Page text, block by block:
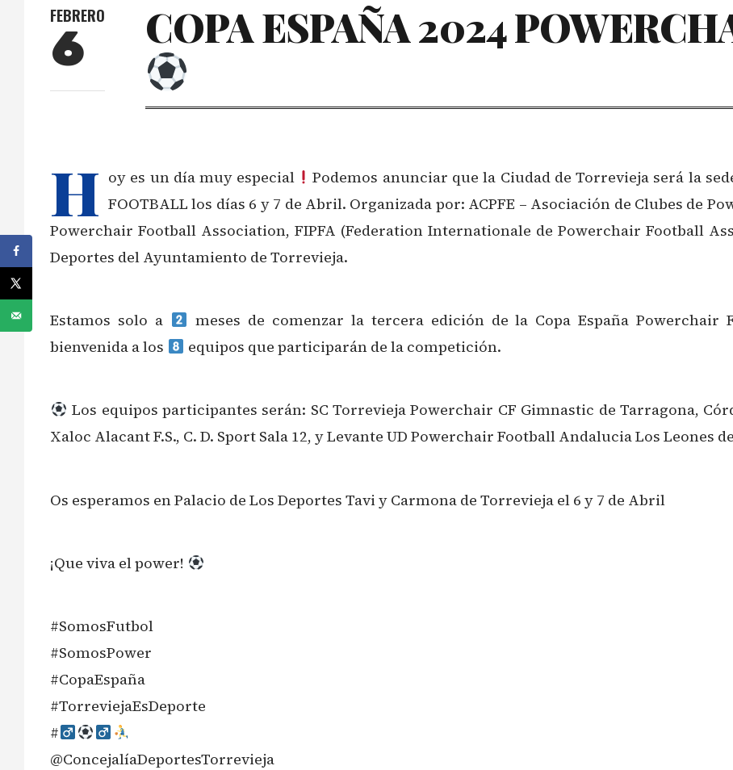
FEBRERO
6 COPA ESPAÑA 2024
H oy es un día muy especial
Podemos anunciar que la Ciudad de Torrevieja será la
FOOTBALL los días 6 y 7 de Abril. Organizada por: ACPFE – Asociación de Clubes de
Powerchair Football Association, FIPFA (Federation Internationale de Powerchair Football
Deportes del Ayuntamiento de Torrevieja.
Estamos solo a
meses de comenzar la tercera edición de la Copa España
bienvenida a los
equipos que participarán de la competición.
Los equipos participantes serán: SC Torrevieja Powerchair CF Gimnastic de Tarragona,
Xaloc Alacant F.S., C. D. Sport Sala 12, y Levante UD Powerchair Football Andalucia Los Leones
Os esperamos en Palacio de Los Deportes Tavi y Carmona de Torrevieja el 6 y 7 de Abril
¡Que viva el power!
#SomosFutbol
#SomosPower
#CopaEspaña
#TorreviejaEsDeporte
#‍
@ConcejalíaDeportesTorrevieja